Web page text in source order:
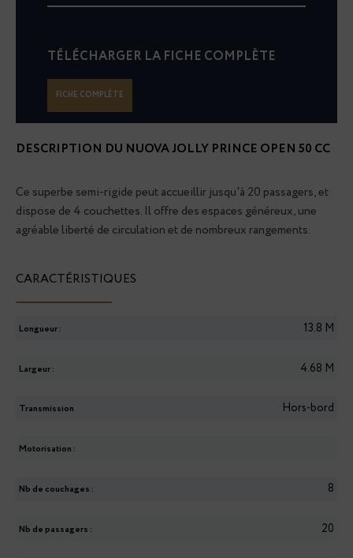
TÉLÉCHARGER LA FICHE COMPLÈTE
FICHE COMPLÈTE
DESCRIPTION DU NUOVA JOLLY PRINCE OPEN 50 CC
Ce superbe semi-rigide peut accueillir jusqu'à 20 passagers, et
dispose de 4 couchettes. Il offre des espaces généreux, une
agréable liberté de circulation et de nombreux rangements.
CARACTÉRISTIQUES
Longueur : 13.8 M
Largeur : 4.68 M
Transmission Hors-bord
Motorisation :
Nb de couchages : 8
Nb de passagers : 20